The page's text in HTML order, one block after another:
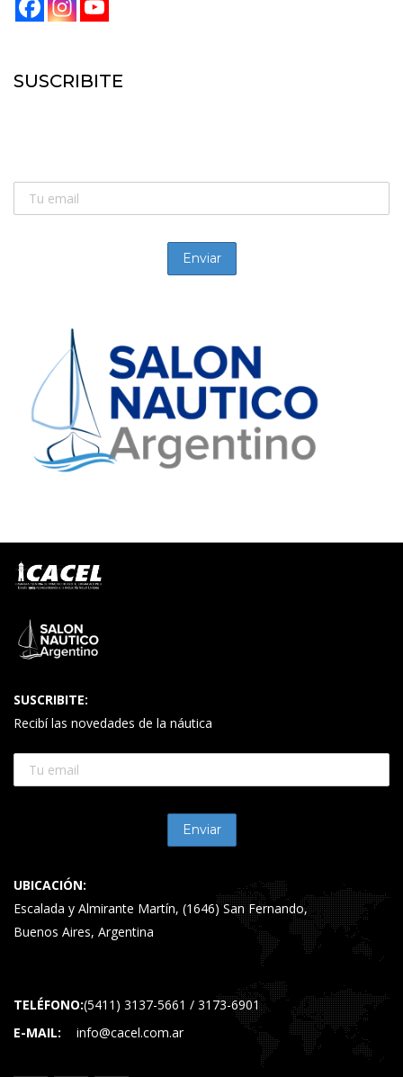
SUSCRIBITE
SUSCRIBITE:
Recibí las novedades de la náutica
UBICACIÓN:
Escalada y Almirante Martín, (1646) San Fernando,
Buenos Aires, Argentina
TELÉFONO:(5411) 3137-5661 / 3173-6901
E-MAIL:
info@cacel.com.ar